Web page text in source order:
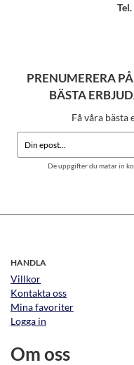
PRENUMERERA
BÄSTA
Få våra bästa
De uppgifter du matar in
HANDLA
Villkor
Kontakta oss
Mina favoriter
Logga in
Om oss